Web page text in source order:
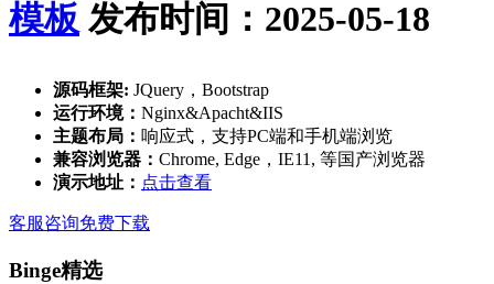
模板 发布时间：2025-05-18
源码框架: JQuery，Bootstrap
运行环境： Nginx&Apacht&IIS
主题布局： 响应式，支持PC端和手机端浏览
兼容浏览器： Chrome, Edge，IE11, 等国产浏览器
演示地址： 点击查看
客服咨询免费下载
Binge精选